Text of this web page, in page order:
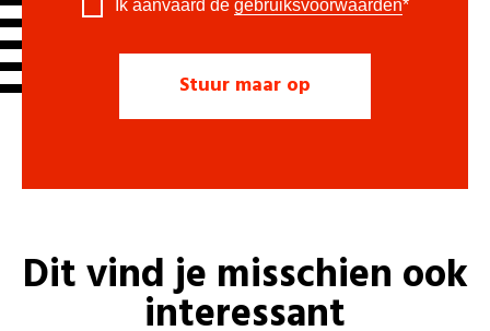
Ik aanvaard de gebruiksvoorwaarden*
Dit vind je misschien ook
interessant